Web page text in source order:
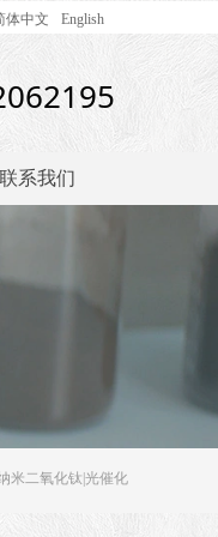
体中文 English
联系我们
米二氧化钛|光催化